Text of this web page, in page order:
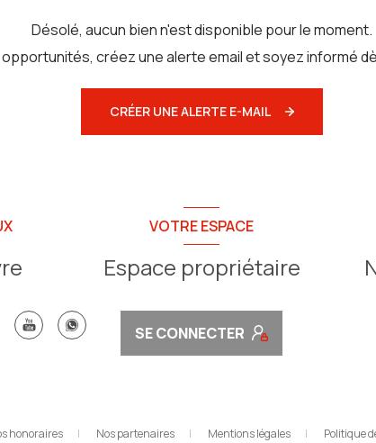
Désolé, aucun bien n'est disponible pour le moment.
créez une alerte email et soyez informé
CRÉER UNE ALERTE E-MAIL
VOTRE ESPACE
Espace propriétaire
SE CONNECTER
honoraires Nos partenaires Mentions légales Politique